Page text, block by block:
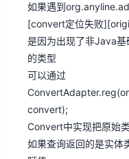
如果遇到
[convert定位失败
是因为出现了非Java基
的类型
可以通过
convert);
Convert中实现把原始
如果查询返回的是实体